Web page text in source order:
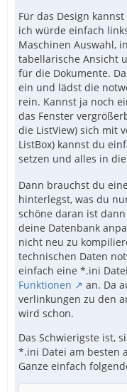
Für das Design
ich würde einfach
Maschinen Auswahl,
tabellarische Ansicht
für die Dokumente.
ein und lädst die
rein. Kannst ja noch
das Fenster
die ListView) sich mit
ListBox) kannst du
setzen und alles in
Dann brauchst du
hinterlegst, was du
schöne daran ist
deine Datenbank
nicht neu zu
technischen Daten
einfach eine *.ini
Funktionen
an. Da
verlinkungen zu den
wird schon.
Das Schwierigste ist,
*.ini Datei am besten
Ganze einfach